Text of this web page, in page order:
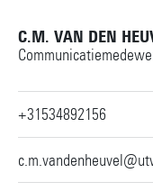
C.M. VAN DEN
+31534892156